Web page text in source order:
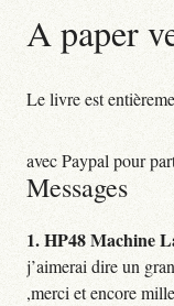
A paper
Le livre est
avec Paypal pour
Messages
1.HP48 Machine
j’aimerai dire un
,merci et encore